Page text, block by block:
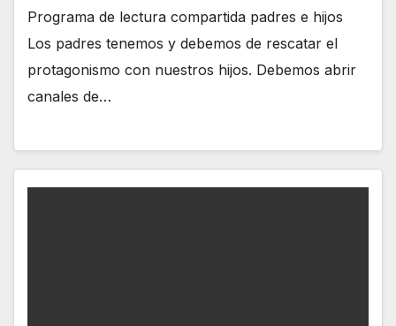
Programa de lectura compartida padres e hijos
Los padres tenemos y debemos de rescatar el
protagonismo con nuestros hijos. Debemos abrir
canales de…